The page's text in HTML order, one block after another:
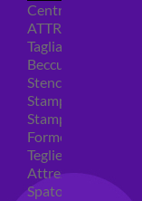
Centrini e
ATTREZZI PER
Tagliapasta
Beccucci e Sac à
Stencil per torte
Stampi ad
Stampi in silicone
Forme per
Teglie per torte
Attrezzi cake design
Spatole ed